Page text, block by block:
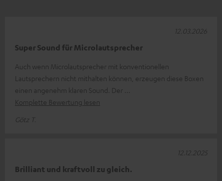
Super Sound für Microlautsprecher
Auch wenn Microlautsprecher mit konventionellen
Lautsprechern nicht mithalten können, erzeugen diese Boxen
einen angenehm klaren Sound. Der
Komplette Bewertung lesen
Götz T.
12.03.2026
Brilliant und kraftvoll zu gleich.
12.12.2025